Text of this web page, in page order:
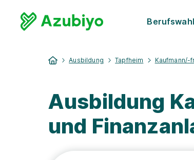
Ausbildung Tapfheim Kaufmann/-
Ausbildung
und